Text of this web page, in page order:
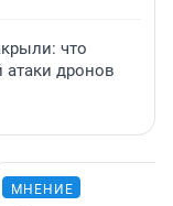
что
атаки дронов
МНЕНИЕ